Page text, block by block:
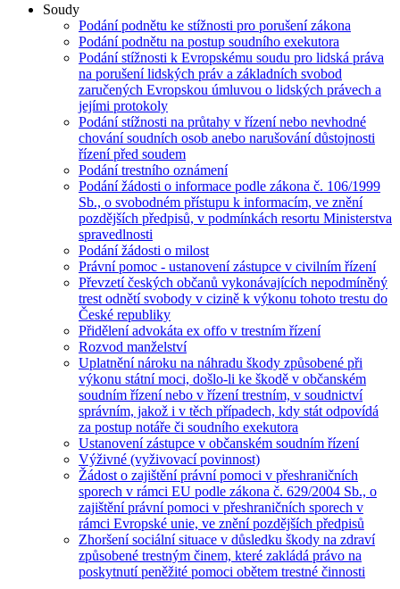
Soudy
Podání podnětu ke stížnosti pro porušení zákona
Podání podnětu na postup soudního exekutora
Podání stížnosti k Evropskému soudu pro lidská práva
na porušení lidských práv a základních svobod
zaručených Evropskou úmluvou o lidských právech a
jejími protokoly
Podání stížnosti na průtahy v řízení nebo nevhodné
chování soudních osob anebo narušování důstojnosti
řízení před soudem
Podání trestního oznámení
Podání žádosti o informace podle zákona č. 106/1999
Sb., o svobodném přístupu k informacím, ve znění
pozdějších předpisů, v podmínkách resortu Ministerstva
spravedlnosti
Podání žádosti o milost
Právní pomoc - ustanovení zástupce v civilním řízení
Převzetí českých občanů vykonávajících nepodmíněný
trest odnětí svobody v cizině k výkonu tohoto trestu do
České republiky
Přidělení advokáta ex offo v trestním řízení
Rozvod manželství
Uplatnění nároku na náhradu škody způsobené při
výkonu státní moci, došlo-li ke škodě v občanském
soudním řízení nebo v řízení trestním, v soudnictví
správním, jakož i v těch případech, kdy stát odpovídá
za postup notáře či soudního exekutora
Ustanovení zástupce v občanském soudním řízení
Výživné (vyživovací povinnost)
Žádost o zajištění právní pomoci v přeshraničních
sporech v rámci EU podle zákona č. 629/2004 Sb., o
zajištění právní pomoci v přeshraničních sporech v
rámci Evropské unie, ve znění pozdějších předpisů
Zhoršení sociální situace v důsledku škody na zdraví
způsobené trestným činem, které zakládá právo na
poskytnutí peněžité pomoci obětem trestné činnosti